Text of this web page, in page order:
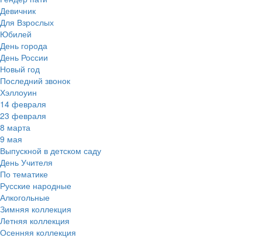
Девичник
Для Взрослых
Юбилей
День города
День России
Новый год
Последний звонок
Хэллоуин
14 февраля
23 февраля
8 марта
9 мая
Выпускной в детском саду
День Учителя
По тематике
Русские народные
Алкогольные
Зимняя коллекция
Летняя коллекция
Осенняя коллекция